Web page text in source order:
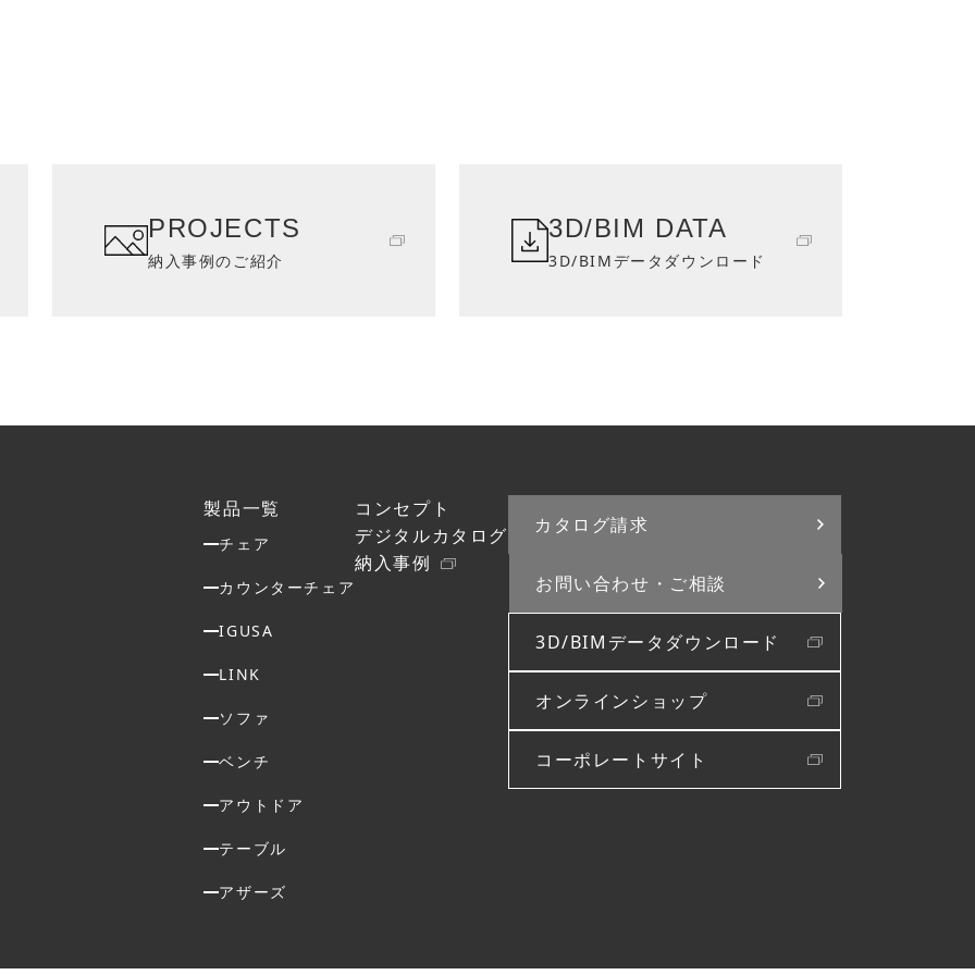
PROJECTS
納入事例のご紹介
3D/BIM DATA
3D/BIMデータダウンロード
製品一覧
チェア
カウンターチェア
IGUSA
LINK
ソファ
ベンチ
アウトドア
テーブル
アザーズ
コンセプト
デジタルカタログ
納入事例
カタログ請求
お問い合わせ・ ご相談
3D/BIMデータダウンロード
オンラインショップ
コーポレートサイト